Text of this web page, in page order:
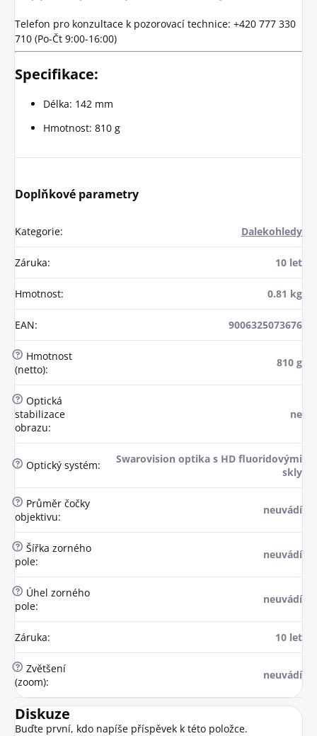
Telefon pro konzultace k pozorovací technice: +420 777 330
710 (Po-Čt 9:00-16:00)
Specifikace:
Délka: 142 mm
Hmotnost: 810 g
Doplňkové parametry
Kategorie: Dalekohledy
Záruka: 10 let
Hmotnost: 0.81 kg
EAN: 9006325073676
? Hmotnost
(netto):
810 g
? Optická
stabilizace
obrazu:
ne
? Optický systém:
Swarovision optika s HD fluoridovými
skly
? Průměr čočky
objektivu:
neuvádí
? Šířka zorného
pole:
neuvádí
? Úhel zorného
pole:
neuvádí
Záruka: 10 let
? Zvětšení
(zoom):
neuvádí
Diskuze
Buďte první, kdo napíše příspěvek k této položce.